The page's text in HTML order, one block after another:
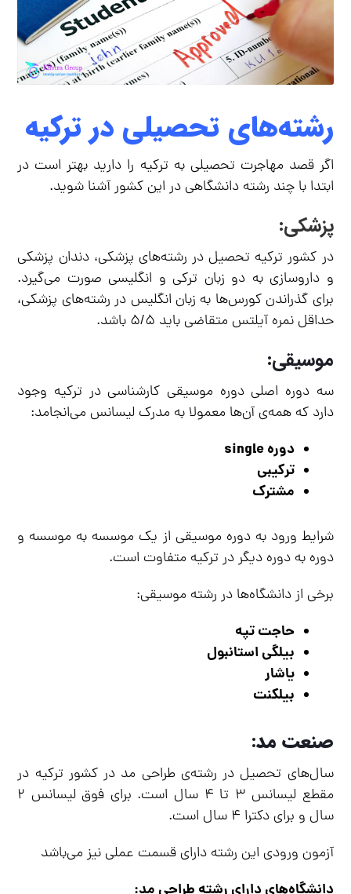
رشته‌های تحصیلی در ترکیه
اگر قصد مهاجرت تحصیلی به ترکیه را دارید بهتر است در
ابتدا با چند رشته دانشگاهی در این کشور آشنا شوید.
پزشکی:
در کشور ترکیه تحصیل در رشته‌های پزشکی، دندان پزشکی
و داروسازی به دو زبان ترکی‌ و انگلیسی صورت می‌گیرد.
برای گذراندن کورس‌ها به زبان انگلیس در رشته‌های پزشکی،
حداقل نمره آیلتس متقاضی باید ۵/۵ باشد.
موسیقی:
سه دوره اصلی دوره موسیقی کارشناسی در ترکیه وجود
دارد که همه‌ی آن‌ها معمولا به مدرک لیسانس می‌انجامد:
دوره single
ترکیبی
مشترک
شرایط ورود به دوره موسیقی از یک موسسه به موسسه و
دوره به دوره دیگر در ترکیه متفاوت است.
برخی از دانشگاه‌ها در رشته موسیقی:
حاجت تپه
بیلگی استانبول
یاشار
بیلکنت
صنعت مد:
سال‌های تحصیل در رشته‌ی طراحی مد در کشور ترکیه در
مقطع لیسانس ۳ تا ۴ سال است. برای فوق لیسانس ۲
سال و برای دکترا ۴ سال است.
آزمون ورودی این رشته دارای قسمت عملی نیز می‌باشد